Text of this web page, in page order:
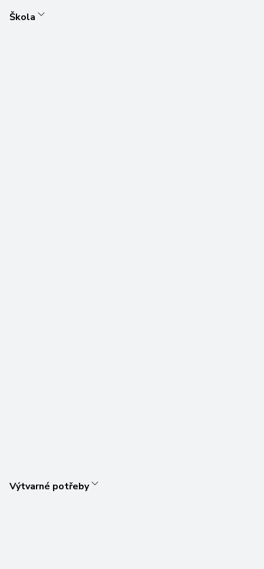
Škola
Výtvarné potřeby